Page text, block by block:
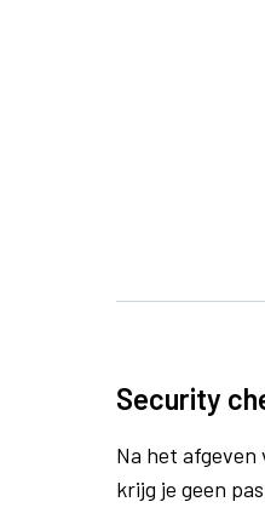
Security
Na het afgeven
krijg je geen